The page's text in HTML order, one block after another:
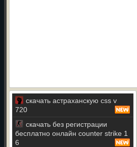
скачать астраханскую css v
720
скачать без регистрации
бесплатно онлайн counter strike 1
6